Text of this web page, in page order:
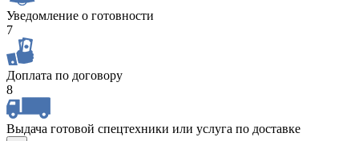
Уведомление о готовности
7
Доплата по договору
8
Выдача готовой спецтехники или услуга по доставке